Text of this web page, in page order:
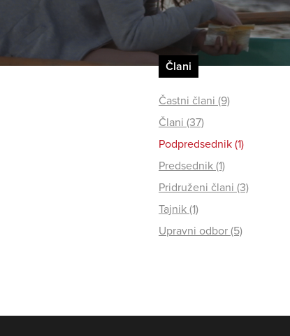
Člani
Častni člani (9)
Člani (37)
Podpredsednik (1)
Predsednik (1)
Pridruženi člani (3)
Tajnik (1)
Upravni odbor (5)